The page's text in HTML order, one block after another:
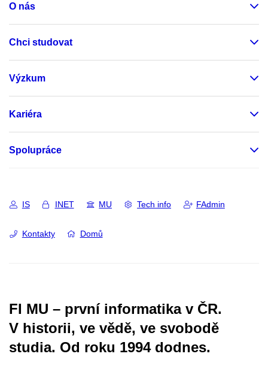
O nás
Chci studovat
Výzkum
Kariéra
Spolupráce
IS INET MU Tech info FAdmin
Kontakty Domů
FI MU – první informatika v ČR.
V historii, ve vědě, ve svobodě
studia. Od roku 1994 dodnes.